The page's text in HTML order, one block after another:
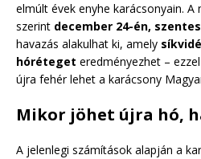
elmúlt évek enyhe karácsonyain. A
szerint december 24-én,
havazás alakulhat ki, amely
hóréteget eredményezhet –
újra fehér lehet a karácsony
Mikor jöhet újra hó,
A jelenlegi számítások alapján a